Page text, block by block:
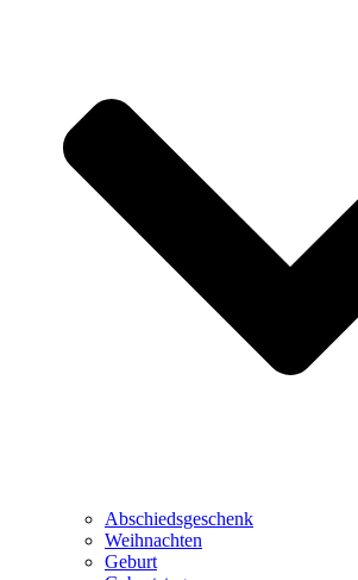
Abschiedsgeschenk
Weihnachten
Geburt